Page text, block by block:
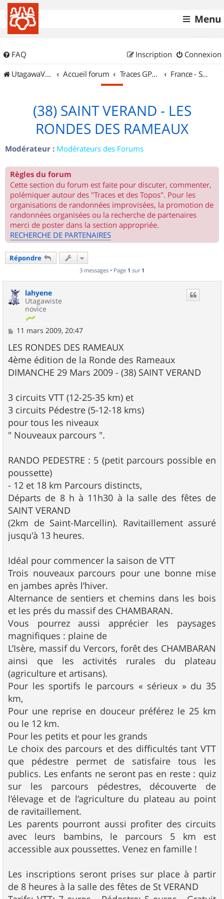
Menu
FAQ Connexion
Inscription
UtagawaVTT (Randos VTT et VTTAE avec traces GPS)
Accueil forum Traces GPS de randos VTT France - Sud Est
(38) SAINT VERAND - LES
RONDES DES RAMEAUX
Modérateur : Modérateurs des Forums
Règles du forum
Cette section du forum est faite pour discuter, commenter,
polémiquer autour des "Traces et des Topos". Pour les
organisations de randonnées improvisées, la promotion de
randonnées organisées ou la recherche de partenaires
merci de poster dans la section appropriée.
RECHERCHE DE PARTENAIRES
Répondre
3 messages • Page 1 sur 1
lahyene
Utagawiste
novice
M
s
s
a
g
e
11 mars 2009, 20:47
LES RONDES DES RAMEAUX
4ème édition de la Ronde des Rameaux
DIMANCHE 29 Mars 2009 - (38) SAINT VERAND
3 circuits VTT (12-25-35 km) et
3 circuits Pédestre (5-12-18 kms)
pour tous les niveaux
" Nouveaux parcours ".
RANDO PEDESTRE : 5 (petit parcours possible en
poussette)
- 12 et 18 km Parcours distincts,
Départs de 8 h à 11h30 à la salle des fêtes de
SAINT VERAND
(2km de Saint-Marcellin). Ravitaillement assuré
jusqu'à 13 heures.
Idéal pour commencer la saison de VTT
Trois nouveaux parcours pour une bonne mise
en jambes après l’hiver.
Alternance de sentiers et chemins dans les bois
et les prés du massif des CHAMBARAN.
Vous pourrez aussi apprécier les paysages
magnifiques : plaine de
L’Isère, massif du Vercors, forêt des CHAMBARAN
ainsi que les activités rurales du plateau
(agriculture et artisans).
Pour les sportifs le parcours « sérieux » du 35
km,
Pour une reprise en douceur préférez le 25 km
ou le 12 km.
Pour les petits et pour les grands
Le choix des parcours et des difficultés tant VTT
que pédestre permet de satisfaire tous les
publics. Les enfants ne seront pas en reste : quiz
sur les parcours pédestres, découverte de
l’élevage et de l’agriculture du plateau au point
de ravitaillement.
Les parents pourront aussi profiter des circuits
avec leurs bambins, le parcours 5 km est
accessible aux poussettes. Venez en famille !
Les inscriptions seront prises sur place à partir
de 8 heures à la salle des fêtes de St VERAND